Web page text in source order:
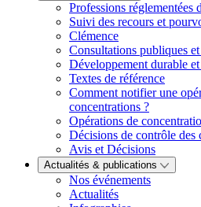
Professions réglementées
Suivi des recours et
Clémence
Consultations publiques
Développement durable
Textes de référence
Comment notifier une
concentrations ?
Opérations de
Décisions de contrôle des
Avis et Décisions
Actualités & publications
Nos événements
Actualités